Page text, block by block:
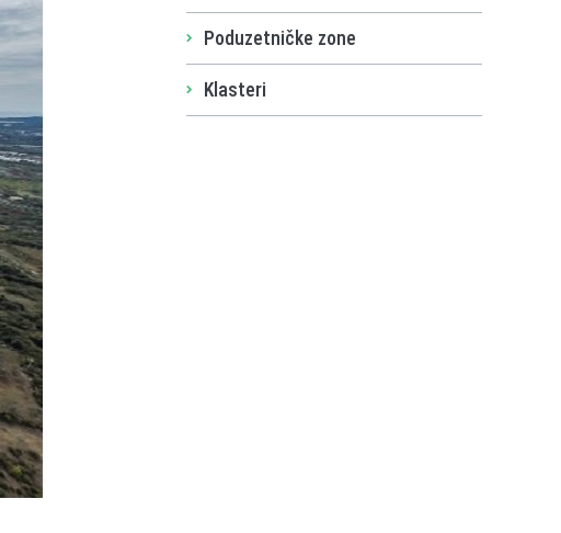
Poduzetničke zone
Klasteri